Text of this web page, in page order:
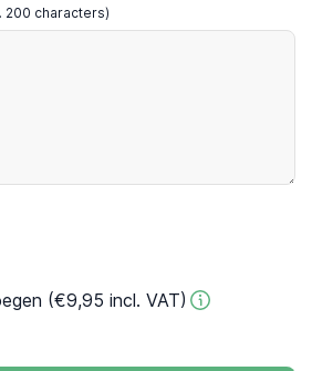
200 characters)
(€9,95 incl. VAT)